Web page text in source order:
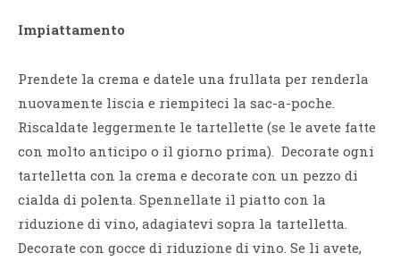
Impiattamento
Prendete la crema e datele una frullata per renderla
nuovamente liscia e riempiteci la sac-a-poche.
Riscaldate leggermente le tartellette (se le avete fatte
con molto anticipo o il giorno prima). Decorate ogni
tartelletta con la crema e decorate con un pezzo di
cialda di polenta. Spennellate il piatto con la
riduzione di vino, adagiatevi sopra la tartelletta.
Decorate con gocce di riduzione di vino. Se li avete,